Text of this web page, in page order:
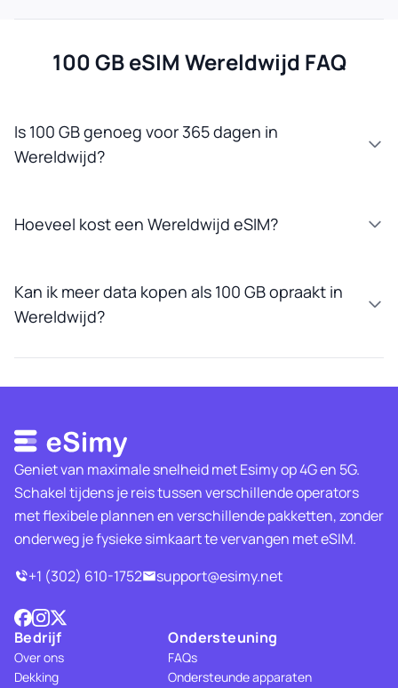
100 GB eSIM Wereldwijd FAQ
Is 100 GB genoeg voor 365 dagen in
Wereldwijd?
Hoeveel kost een Wereldwijd eSIM?
Kan ik meer data kopen als 100 GB opraakt in
Wereldwijd?
Geniet van maximale snelheid met Esimy op 4G en 5G.
Schakel tijdens je reis tussen verschillende operators
met flexibele plannen en verschillende pakketten, zonder
onderweg je fysieke simkaart te vervangen met eSIM.
+1 (302) 610-1752
support@esimy.net
Bedrijf
Over ons
Dekking
Ondersteuning
FAQs
Ondersteunde apparaten